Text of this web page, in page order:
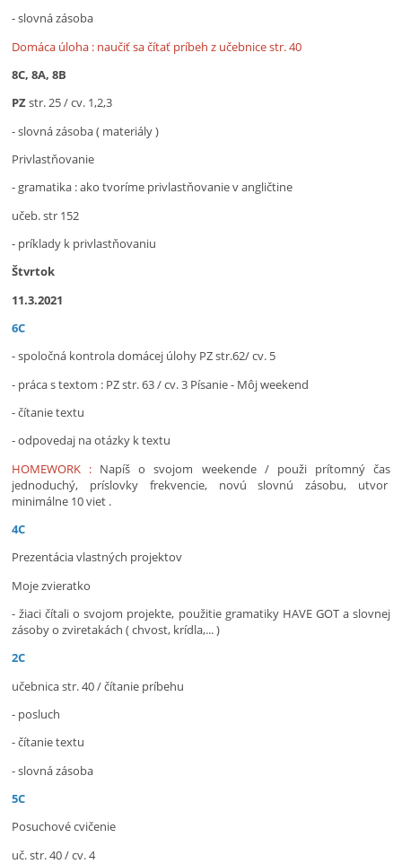
- slovná zásoba
Domáca úloha : naučiť sa čítať príbeh z učebnice str. 40
8C, 8A, 8B
PZstr. 25 / cv. 1,2,3
- slovná zásoba ( materiály )
Privlastňovanie
- gramatika : ako tvoríme privlastňovanie v angličtine
učeb. str 152
- príklady k privlastňovaniu
Štvrtok
11.3.2021
6C
- spoločná kontrola domácej úlohy PZ str.62/ cv. 5
- práca s textom : PZ str. 63 / cv. 3 Písanie - Môj weekend
- čítanie textu
- odpovedaj na otázky k textu
HOMEWORK : Napíš o svojom weekende / použi prítomný čas
jednoduchý, príslovky frekvencie, novú slovnú zásobu, utvor
minimálne 10 viet .
4C
Prezentácia vlastných projektov
Moje zvieratko
- žiaci čítali o svojom projekte, použitie gramatiky HAVE GOT a slovnej
zásoby o zviretakách ( chvost, krídla,... )
2C
učebnica str. 40 / čítanie príbehu
- posluch
- čítanie textu
- slovná zásoba
5C
Posuchové cvičenie
uč. str. 40 / cv. 4